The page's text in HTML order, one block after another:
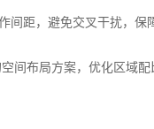
距，避免交叉干扰，保
间布局方案，优化区域